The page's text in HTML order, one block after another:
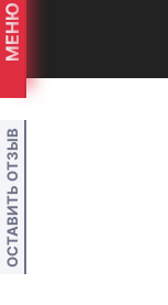
МЕНЮ
ОСТАВИТЬ ОТЗЫВ